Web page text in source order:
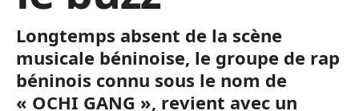
Longtemps absent de la scène
musicale béninoise, le groupe de rap
béninois connu sous le nom de
« OCHI GANG », revient avec un